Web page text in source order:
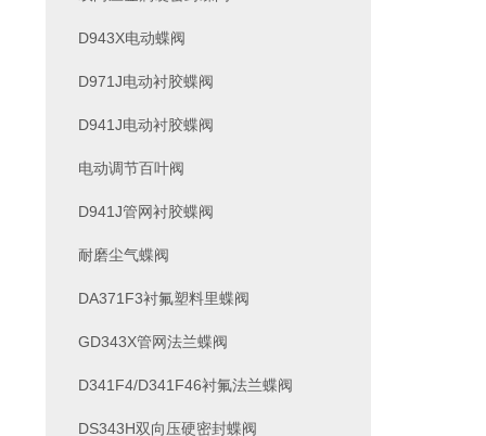
D943X电动蝶阀
D971J电动衬胶蝶阀
D941J电动衬胶蝶阀
电动调节百叶阀
D941J管网衬胶蝶阀
耐磨尘气蝶阀
DA371F3衬氟塑料里蝶阀
GD343X管网法兰蝶阀
D341F4/D341F46衬氟法兰蝶阀
DS343H双向压硬密封蝶阀